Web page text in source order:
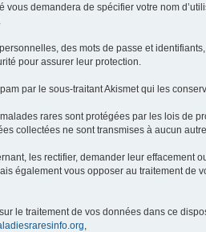
vous demandera de spécifier votre nom
des mots de passe et
pour assurer leur protection.
par le sous-traitant Akismet qui les
rares sont protégées par les lois
collectées ne sont transmises à aucun
les rectifier, demander leur effacement
également vous opposer au traitement
le traitement de vos données dans ce
,